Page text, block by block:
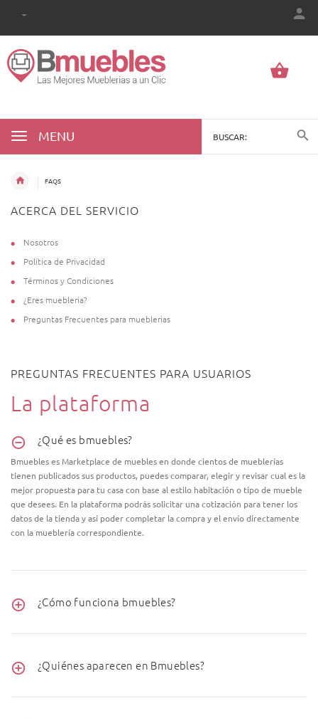
MENU
FAQS
ACERCA DEL SERVICIO
Nosotros
Política de Privacidad
Términos y Condiciones
¿Eres muebleria?
Preguntas Frecuentes para mueblerias
PREGUNTAS FRECUENTES PARA USUARIOS
La plataforma
¿Qué es bmuebles?
Bmuebles es Marketplace de muebles en donde cientos de mueblerías
tienen publicados sus productos, puedes comparar, elegir y revisar cual es la
mejor propuesta para tu casa con base al estilo habitación o tipo de mueble
que desees. En la plataforma podrás solicitar una cotización para tener los
datos de la tienda y así poder completar la compra y el envío directamente
con la mueblería correspondiente.
¿Cómo funciona bmuebles?
¿Quiénes aparecen en Bmuebles?